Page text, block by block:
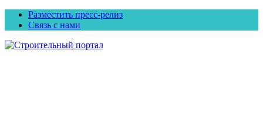
Разместить пресс-релиз
Связь с нами